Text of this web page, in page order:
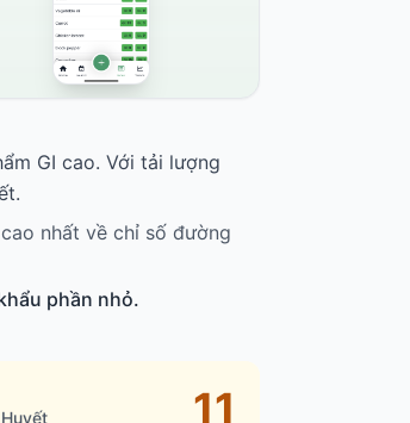
GI cao. Với tải lượng
nhất về chỉ số đường
phần nhỏ.
11